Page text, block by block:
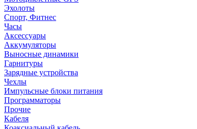
Эхолоты
Спорт, Фитнес
Часы
Аксессуары
Аккумуляторы
Выносные динамики
Гарнитуры
Зарядные устройства
Чехлы
Импульсные блоки питания
Программаторы
Прочие
Кабеля